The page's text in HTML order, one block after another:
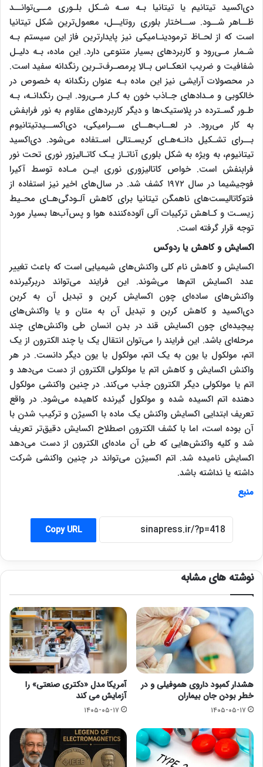
دی‌اکسید تیتانیم یا تیتانیا بـه سـه شـکل بلـوری مــی‌توانــد
ظــاهر شــود. ســاختار بلوری روتایــل، معمول‌ترین شکل تیتانیا
است که از لحـاظ ترمودینـامیکی نیز پایدارترین فاز این سیستم بـه
شـمار مـی‌رود و کاربردهای بسیار متنوعی دارد. این ماده، بـه دلیـل
شفافیت و ضریب انعکـاس بـالا پرمصـرف‌تـرین رنگدانه سفید است.
در محصولات آرایشی نیز این ماده بـه عنوان رنگدانه به خصوص در
خالکوبی و مـدادهای جـاذب خون به کـار مـی‌رود. ایـن رنگدانـه، بـه
طـور گسـترده در پلاستیک‌ها و دیگر کاربردهای مقاوم به نور فرابفش
به کار می‌رود. در لعــاب‌هــای ســرامیکی، دی‌اکســیدتیتانیوم
بــرای تشـکیل دانـه‌هـای کریسـتالی اسـتفاده می‌شود. دی‌اکسید
تیتانیوم، به ویژه به شکل بلوری آناتـاز یـک کاتـالیزور نوری تحت نور
فرابنفش است. خواص کاتالیزوری نوری ایـن مـاده توسط آکیرا
فوجیشیما در سال ۱۹۷۲ کشف شد. در سال‌های اخیر نیز استفاده از
فتوکاتالیست‌های ناهمگن تیتانیا برای کاهش آلـودگی‌هـای محـیط
زیسـت و کـاهش ترکیبات آلی آلوده‌کننده هوا و پس‌آب‌ها بسیار مورد
توجه قرار گرفته است.
اکسایش و کاهش یا ردوکس
اکسایش و کاهش نام کلی واکنش‌های شیمیایی است که باعث تغییر
عدد اکسایش اتم‌ها می‌شوند. این فرایند می‌تواند دربرگیرنده
واکنش‌های ساده‌ای چون اکسایش کربن و تبدیل آن به کربن
دی‌اکسید و کاهش کربن و تبدیل آن به متان و یا واکنش‌های
پیچیده‌ای چون اکسایش قند در بدن انسان طی واکنش‌های چند
مرحله‌ای باشد. این فرایند را می‌توان انتقال یک یا چند الکترون از یک
اتم، مولکول یا یون به یک اتم، مولکول یا یون دیگر دانست. در هر
واکنش اکسایش و کاهش اتم یا مولکولی الکترون از دست می‌دهد و
اتم یا مولکولی دیگر الکترون جذب می‌کند. در چنین واکنشی مولکول
دهنده اتم اکسیده شده و مولکول گیرنده کاهیده می‌شود. در واقع
تعریف ابتدایی اکسایش واکنش یک ماده با اکسیژن و ترکیب شدن با
آن بوده‌ است، اما با کشف الکترون اصطلاح اکسایش دقیق‌تر تعریف
شد و کلیه واکنش‌هایی که طی آن ماده‌ای الکترون از دست می‌دهد
اکسایش نامیده شد. اتم‌ اکسیژن می‌تواند در چنین واکنشی شرکت
داشته یا نداشته باشد.
منبع
Copy URL
نوشته های مشابه
هشدار کمبود داروی هموفیلی و در
خطر بودن جان بیماران
۱۴۰۵-۰۵-۱۷
آمریکا مدل «دکتری صنعتی» را
آزمایش می کند
۱۴۰۵-۰۵-۱۷